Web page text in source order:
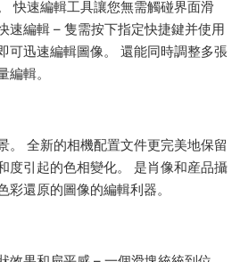
快速編輯工具讓您無需觸碰界面滑
速編輯 – 隻需按下指定快捷鍵并使用
可迅速編輯圖像。 還能同時調整多張
輯。
。 全新的相機配置文件更完美地保留
度引起的色相變化。 是肖像和産品攝
還原的圖像的編輯利器。